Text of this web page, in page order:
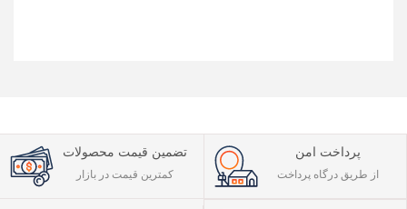
پرداخت امن
از طریق درگاه پرداخت
تضمین قیمت محصولات
کمترین قیمت در بازار